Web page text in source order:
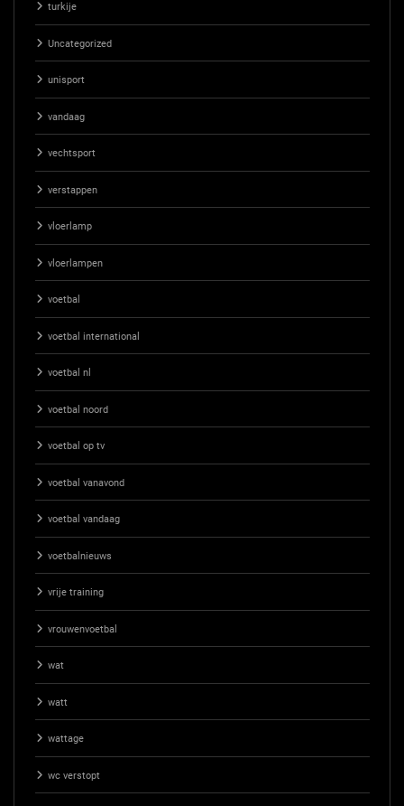
turkije
Uncategorized
unisport
vandaag
vechtsport
verstappen
vloerlamp
vloerlampen
voetbal
voetbal international
voetbal nl
voetbal noord
voetbal op tv
voetbal vanavond
voetbal vandaag
voetbalnieuws
vrije training
vrouwenvoetbal
wat
watt
wattage
wc verstopt